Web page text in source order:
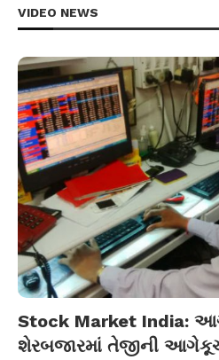
VIDEO NEWS
Stock Market India:
શેરબજારમાં તેજીની